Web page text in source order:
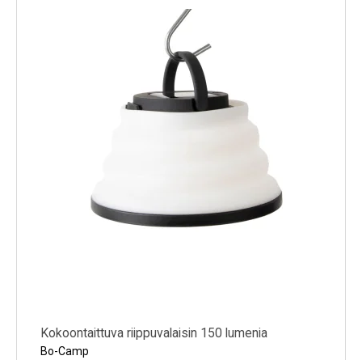
Kokoontaittuva riippuvalaisin 150 lumenia
Bo-Camp